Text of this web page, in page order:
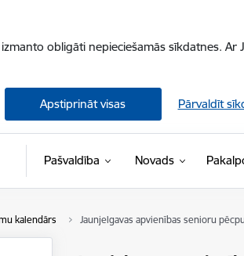
obligāti nepieciešamās sīkdatnes.
Apstiprināt visas Pārvaldīt
Pašvaldība Novads
kalendārs Jaunjelgavas apvienības senioru